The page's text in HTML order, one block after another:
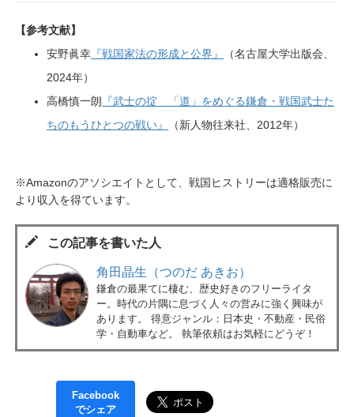
【参考文献】
安野眞幸 『戦国家法の形成と公界』
（名古屋大学出版会、
2024年）
高橋慎一朗
『武士の掟 「道」をめぐる鎌倉・戦国武士た
ちのもうひとつの戦い』
（新人物往来社、2012年）
※Amazonのアソシエイトとして、戦国ヒストリーは適格販売に
より収入を得ています。
この記事を書いた人
角田晶生（つのだ あきお）
鎌倉の最果てに棲む、歴史好きのフリーライタ
ー。時代の片隅に息づく人々の営みに強く興味が
あります。 得意ジャンル：日本史・不動産・民俗
学・自動車など。 執筆依頼はお気軽にどうぞ！
Facebook
でシェア